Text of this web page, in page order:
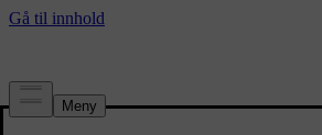
Presserom